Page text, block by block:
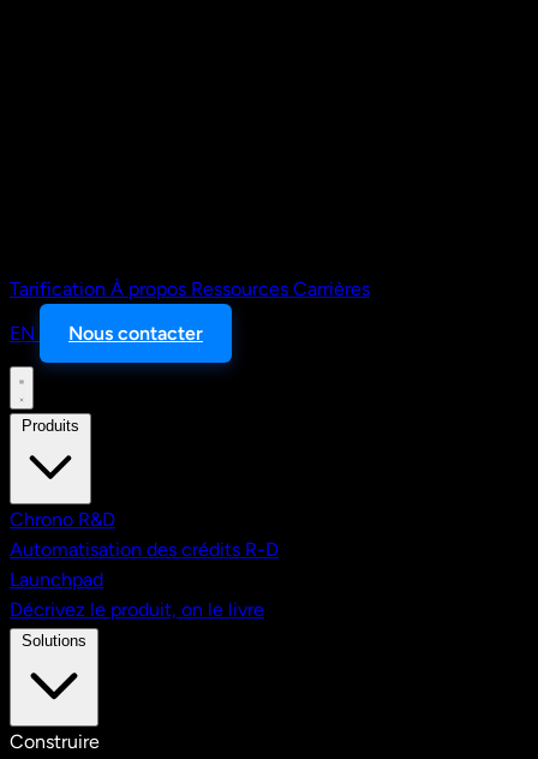
Tarification À propos Ressources Carrières
EN
Nous contacter
Chrono R&D
Automatisation des crédits R-D
Launchpad
Décrivez le produit, on le livre
Construire